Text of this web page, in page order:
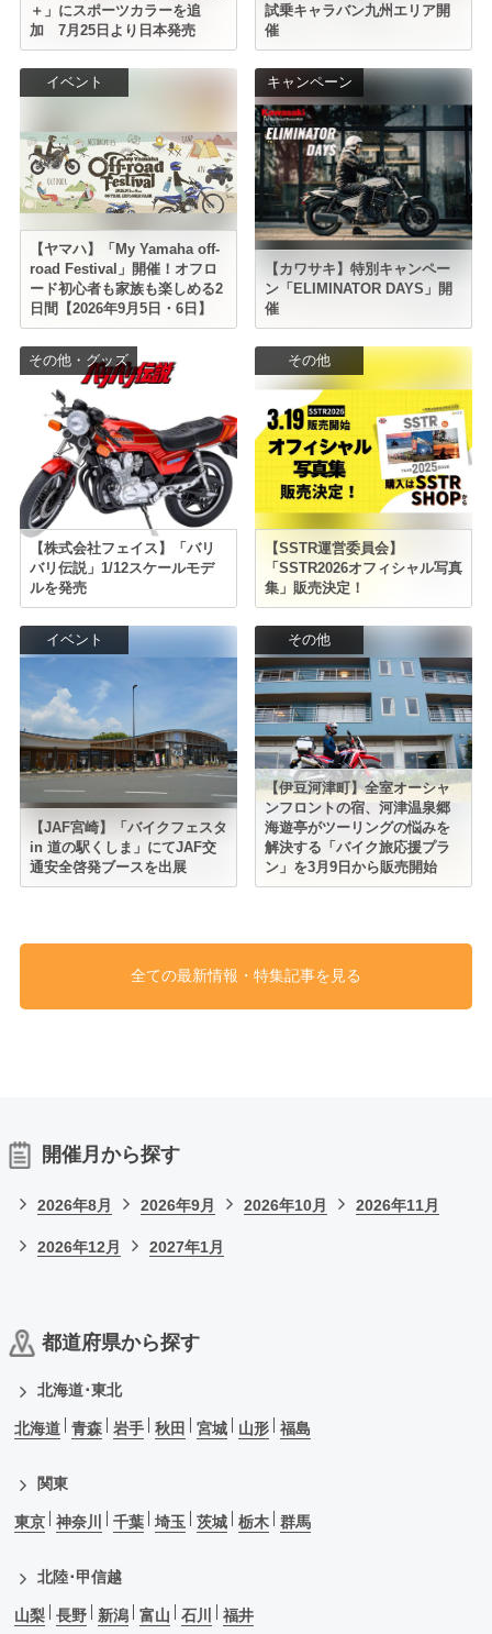
＋」にスポーツカラーを追
加 7月25日より日本発売
試乗キャラバン九州エリア開
催
イベント
【ヤマハ】「My Yamaha off-
road Festival」開催！オフロ
ード初心者も家族も楽しめる2
日間【2026年9月5日・6日】
キャンペーン
【カワサキ】特別キャンペー
ン「ELIMINATOR DAYS」開
催
その他・グッズ
【株式会社フェイス】「バリ
バリ伝説」1/12スケールモデ
ルを発売
その他
【SSTR運営委員会】
「SSTR2026オフィシャル写真
集」販売決定！
イベント
【JAF宮崎】「バイクフェスタ
in 道の駅くしま」にてJAF交
通安全啓発ブースを出展
その他
【伊豆河津町】全室オーシャ
ンフロントの宿、河津温泉郷
海遊亭がツーリングの悩みを
解決する「バイク旅応援プラ
ン」を3月9日から販売開始
全ての最新情報・特集記事を見る
開催月から探す
2026年8月 2026年9月 2026年10月 2026年11月
2026年12月 2027年1月
都道府県から探す
北海道･東北
北海道 青森 岩手 秋田 宮城 山形 福島
関東
東京 神奈川 千葉 埼玉 茨城 栃木 群馬
北陸･甲信越
山梨 長野 新潟 富山 石川 福井